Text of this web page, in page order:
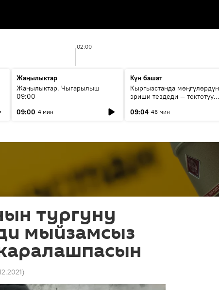
02:00
Жаңылыктар
Жаңылыктар. Чыгарылыш
09:00
09:00 4 мин
Күн башат
Кыргызстанда мөңгүлөрдүн
эриши тездеди — токтотуу
09:04 46 мин
тургуну
мыйзамсыз
)